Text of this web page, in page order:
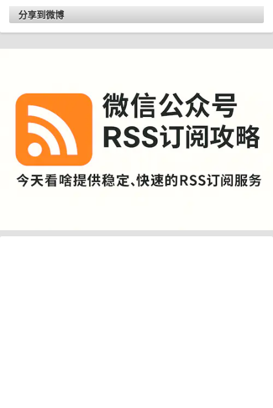
分享到微博